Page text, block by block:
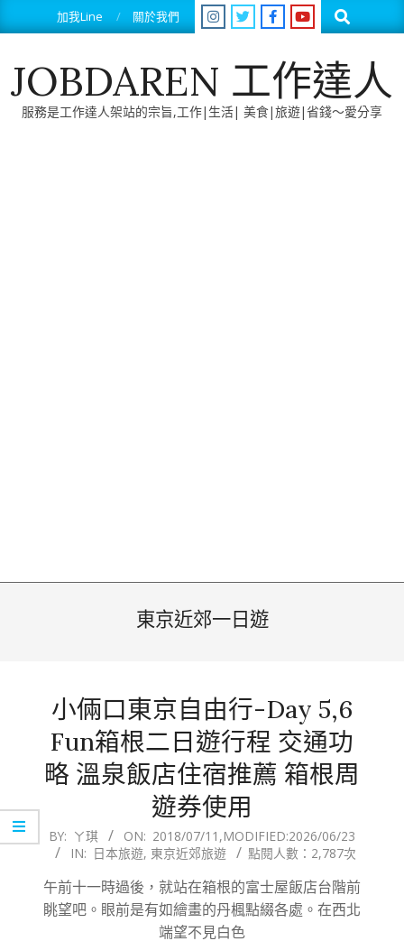
to
加我Line 關於我們 Search
JOBDAREN 工作達人
服務是工作達人架站的宗旨,工作|生活| 美食|旅遊|省錢～愛分享
東京近郊一日遊
小倆口東京自由行-Day 5,6
Fun箱根二日遊行程 交通功
略 溫泉飯店住宿推薦 箱根周
遊券使用
2018-
07-
11
BY: ㄚ琪 ON: 2018/07/11 ,MODIFIED:2026/06/23
IN: 日本旅遊, 東京近郊旅遊 點閱人數：2,787次
午前十一時過後，就站在箱根的富士屋飯店台階前
眺望吧。眼前是有如繪畫的丹楓點綴各處。在西北
端望不見白色